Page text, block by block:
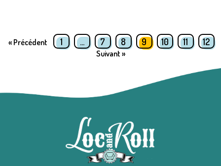
« Précédent 1 … 7 8 9 10 11 12
Suivant »